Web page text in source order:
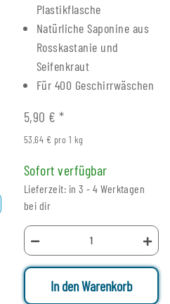
Plastikflasche
Natürliche Saponine aus
Rosskastanie und
Seifenkraut
Für 400 Geschirrwäschen
5,90 €*
53,64 € pro 1 kg
Sofort verfügbar
Lieferzeit: in 3 - 4 Werktagen
bei dir
In den Warenkorb